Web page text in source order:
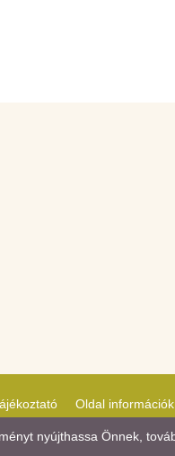
Oldal információk
nyújthassa Önnek,